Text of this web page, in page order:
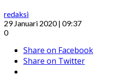
redaksi
29 Januari 2020 | 09:37
0
Share on Facebook
Share on Twitter